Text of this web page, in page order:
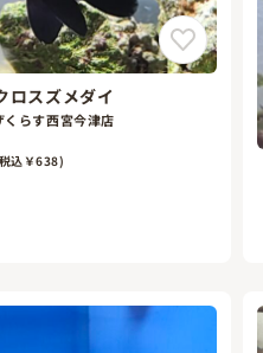
ロスズメダイ
くらす西宮今津店
込￥638)